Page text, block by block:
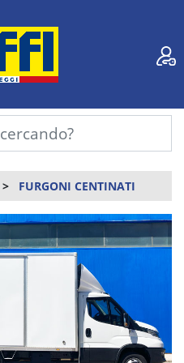
FURGONI CENTINATI